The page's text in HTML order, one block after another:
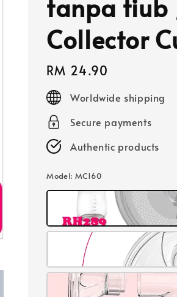
tanpa
Collector
Regular
price
RM 24.90
Worldwide shipping
Secure payments
Authentic products
Model: MC160